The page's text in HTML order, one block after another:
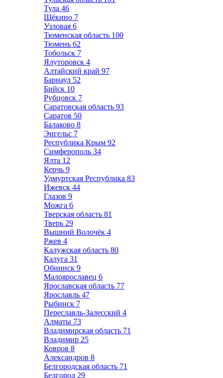
Тула 46
Щёкино 7
Узловая 6
Тюменская область 100
Тюмень 62
Тобольск 7
Ялуторовск 4
Алтайский край 97
Барнаул 52
Бийск 10
Рубцовск 7
Саратовская область 93
Саратов 50
Балаково 8
Энгельс 7
Республика Крым 92
Симферополь 34
Ялта 12
Керчь 9
Удмуртская Республика 83
Ижевск 44
Глазов 9
Можга 6
Тверская область 81
Тверь 29
Вышний Волочёк 4
Ржев 4
Калужская область 80
Калуга 31
Обнинск 9
Малоярославец 6
Ярославская область 77
Ярославль 47
Рыбинск 7
Переславль-Залесский 4
Алматы 73
Владимирская область 71
Владимир 25
Ковров 8
Александров 8
Белгородская область 71
Белгород 29